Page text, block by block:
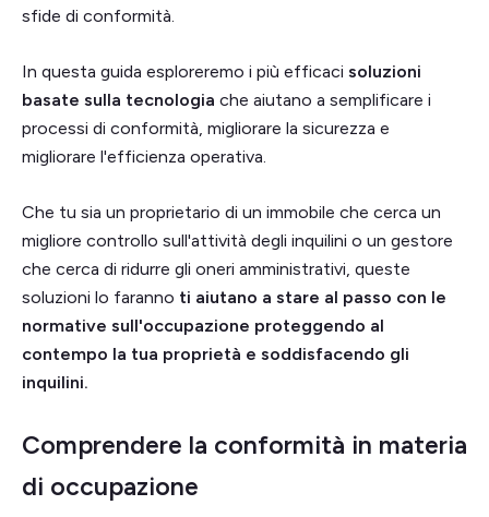
sfide di conformità.
In questa guida esploreremo i più efficaci soluzioni
basate sulla tecnologia che aiutano a semplificare i
processi di conformità, migliorare la sicurezza e
migliorare l'efficienza operativa.
Che tu sia un proprietario di un immobile che cerca un
migliore controllo sull'attività degli inquilini o un gestore
che cerca di ridurre gli oneri amministrativi, queste
soluzioni lo faranno ti aiutano a stare al passo con le
normative sull'occupazione proteggendo al
contempo la tua proprietà e soddisfacendo gli
inquilini.
Comprendere la conformità in materia
di occupazione